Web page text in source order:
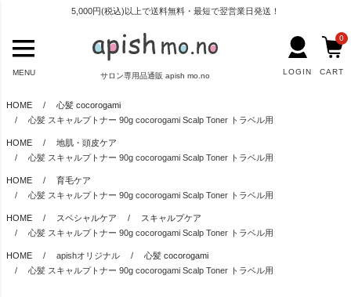
5,000円(税込)以上で送料無料・最短で翌営業日発送！
サロン専用品通販 apish mo.no
MENU LOGIN CART
0
HOME
心髪 cocorogami
心髪 スキャルプトナー 90g cocorogami Scalp Toner トラベル用
HOME
地肌・頭皮ケア
心髪 スキャルプトナー 90g cocorogami Scalp Toner トラベル用
HOME
育毛ケア
心髪 スキャルプトナー 90g cocorogami Scalp Toner トラベル用
HOME スペシャルケア
スキャルプケア
心髪 スキャルプトナー 90g cocorogami Scalp Toner トラベル用
HOME apishオリジナル
心髪 cocorogami
心髪 スキャルプトナー 90g cocorogami Scalp Toner トラベル用